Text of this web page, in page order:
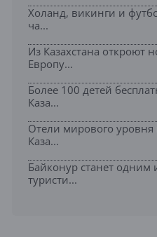
Холанд, викинги и
ча...
Из Казахстана откроют
Европу...
Более 100 детей
Каза...
Отели мирового уровня
Каза...
Байконур станет одним
туристи...